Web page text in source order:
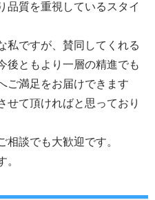
品質を重視しているスタイ
私ですが、賛同してくれる
後ともより一層の精進でも
ご満足をお届けできます
せて頂ければと思っており
相談でも大歓迎です。
。